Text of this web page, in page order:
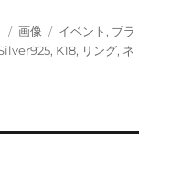
」
フ
ォ
画像
カ
テ
イベント , ブラ
, K18, リング, ネ